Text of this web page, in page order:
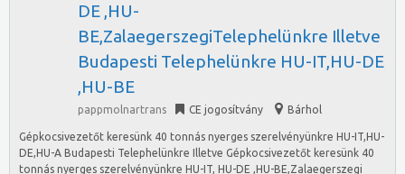
DE ,HU-
BE,ZalaegerszegiTelephelünkre Illetve
Budapesti Telephelünkre HU-IT,HU-DE
,HU-BE
pappmolnartrans CE jogosítvány Bárhol
Gépkocsivezetőt keresünk 40 tonnás nyerges szerelvényünkre HU-IT,HU-
DE,HU-A Budapesti Telephelünkre Illetve Gépkocsivezetőt keresünk 40
tonnás nyerges szerelvényünkre HU-IT, HU-DE ,HU-BE,Zalaegerszegi